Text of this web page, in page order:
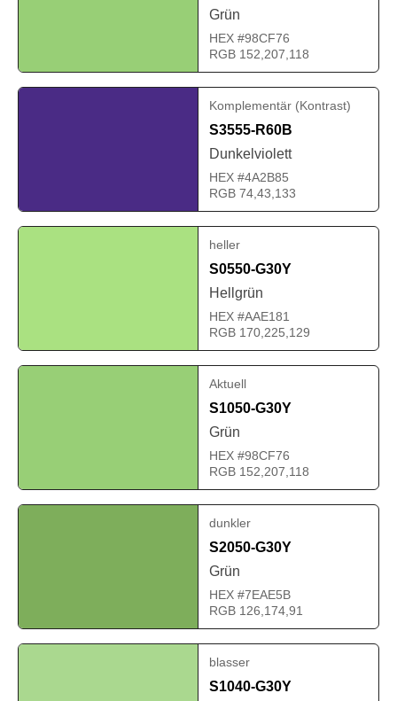
Grün
HEX #98CF76
RGB 152,207,118
Komplementär (Kontrast)
S3555-R60B
Dunkelviolett
HEX #4A2B85
RGB 74,43,133
heller
S0550-G30Y
Hellgrün
HEX #AAE181
RGB 170,225,129
Aktuell
S1050-G30Y
Grün
HEX #98CF76
RGB 152,207,118
dunkler
S2050-G30Y
Grün
HEX #7EAE5B
RGB 126,174,91
blasser
S1040-G30Y